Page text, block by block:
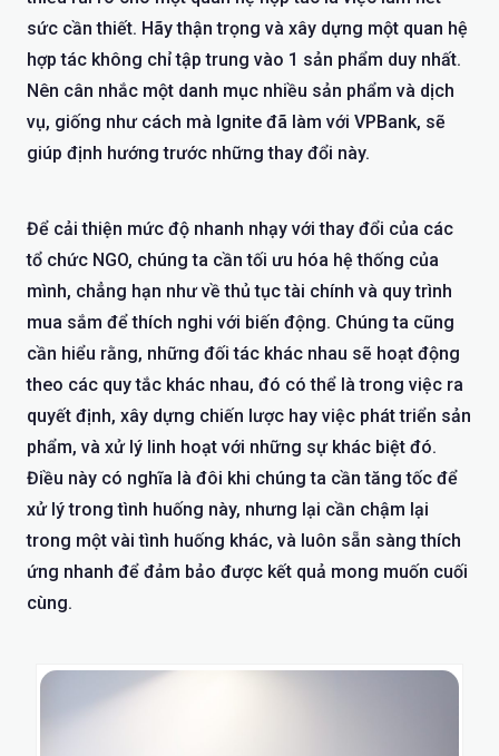
sức cần thiết. Hãy thận trọng và xây dựng một quan hệ
hợp tác không chỉ tập trung vào 1 sản phẩm duy nhất.
Nên cân nhắc một danh mục nhiều sản phẩm và dịch
vụ, giống như cách mà Ignite đã làm với VPBank, sẽ
giúp định hướng trước những thay đổi này.
Để cải thiện mức độ nhanh nhạy với thay đổi của các
tổ chức NGO, chúng ta cần tối ưu hóa hệ thống của
mình, chẳng hạn như về thủ tục tài chính và quy trình
mua sắm để thích nghi với biến động. Chúng ta cũng
cần hiểu rằng, những đối tác khác nhau sẽ hoạt động
theo các quy tắc khác nhau, đó có thể là trong việc ra
quyết định, xây dựng chiến lược hay việc phát triển sản
phẩm, và xử lý linh hoạt với những sự khác biệt đó.
Điều này có nghĩa là đôi khi chúng ta cần tăng tốc để
xử lý trong tình huống này, nhưng lại cần chậm lại
trong một vài tình huống khác, và luôn sẵn sàng thích
ứng nhanh để đảm bảo được kết quả mong muốn cuối
cùng.